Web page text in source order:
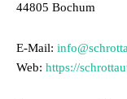
44805 Bochum
E-Mail:
Web: https://